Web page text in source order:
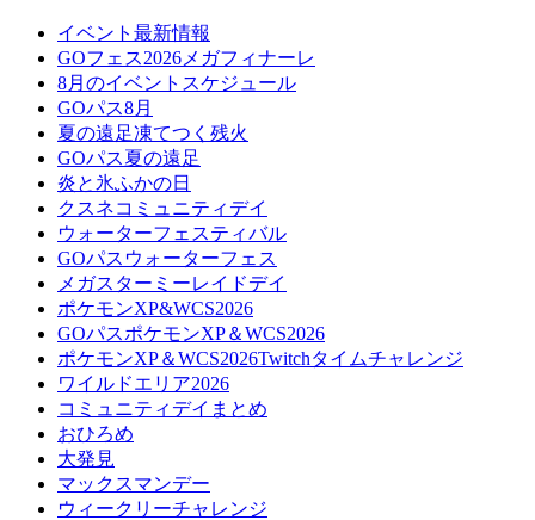
イベント最新情報
GOフェス2026メガフィナーレ
8月のイベントスケジュール
GOパス8月
夏の遠足凍てつく残火
GOパス夏の遠足
炎と氷ふかの日
クスネコミュニティデイ
ウォーターフェスティバル
GOパスウォーターフェス
メガスターミーレイドデイ
ポケモンXP&WCS2026
GOパスポケモンXP＆WCS2026
ポケモンXP＆WCS2026Twitchタイムチャレンジ
ワイルドエリア2026
コミュニティデイまとめ
おひろめ
大発見
マックスマンデー
ウィークリーチャレンジ